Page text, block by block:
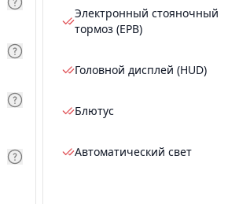
Электронный стояночный
тормоз (EPB)
Головной дисплей (HUD)
Блютус
Автоматический свет